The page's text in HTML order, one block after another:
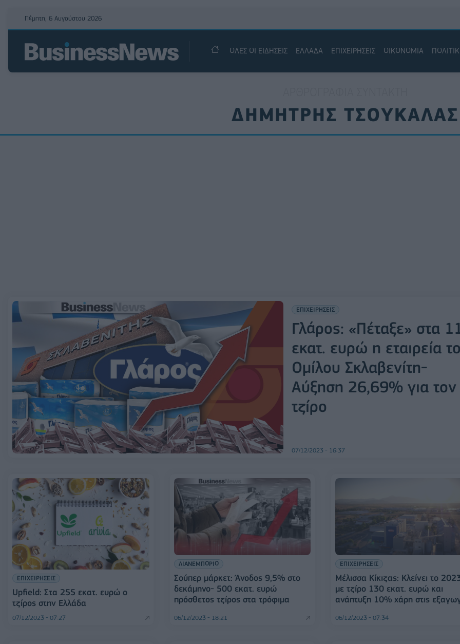
Πέμπτη, 6 Αυγούστου 2026
ΟΛΕΣ ΟΙ ΕΙΔΗΣΕΙΣ ΕΛΛΑΔΑ ΕΠΙΧΕΙΡΗΣΕΙΣ ΟΙΚΟΝΟΜΙΑ
ΔΗΜΉΤΡΗΣ ΤΣΟΥΚΑΛΆΣ
ΕΠΙΧΕΙΡΗΣΕΙΣ
Γλάρος: «Πέταξε» στα
εκατ. ευρώ η εταιρεία
Ομίλου Σκλαβενίτη-
Αύξηση 26,69% για τον
τζίρο
07/12/2023 - 16:37
ΕΠΙΧΕΙΡΗΣΕΙΣ
Upfield: Στα 255 εκατ. ευρώ ο
τζίρος στην Ελλάδα
07/12/2023 - 07:27
ΛΙΑΝΕΜΠΟΡΙΟ
Σούπερ μάρκετ: Άνοδος 9,5% στο
δεκάμηνο- 500 εκατ. ευρώ
πρόσθετος τζίρος στα τρόφιμα
06/12/2023 - 18:21
ΕΠΙΧΕΙΡΗΣΕΙΣ
Mέλισσα Κίκιζας: Κλείνει το
με τζίρο 130 εκατ. ευρώ και
ανάπτυξη 10% χάρη στις
06/12/2023 - 07:34